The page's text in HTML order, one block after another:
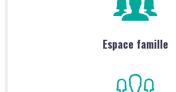
Espace famille